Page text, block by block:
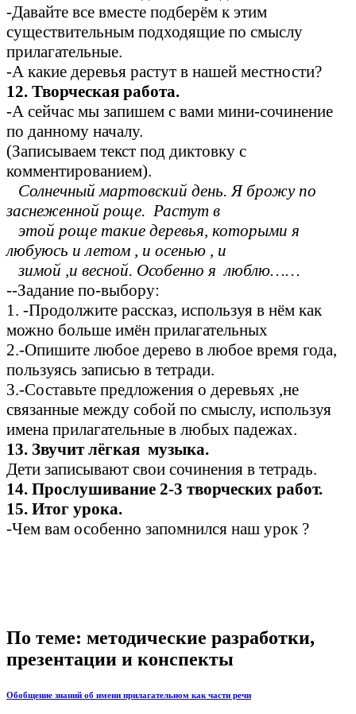
-Давайте все вместе подберём к этим
существительным подходящие по смыслу
прилагательные.
-А какие деревья растут в нашей местности?
12. Творческая работа.
-А сейчас мы запишем с вами мини-сочинение
по данному началу.
(Записываем текст под диктовку с
комментированием).
Солнечный мартовский день. Я брожу по
заснеженной роще. Растут в
этой роще такие деревья, которыми я
любуюсь и летом , и осенью , и
зимой ,и весной. Особенно я люблю……
--Задание по-выбору:
1. -Продолжите рассказ, используя в нём как
можно больше имён прилагательных
2.-Опишите любое дерево в любое время года,
пользуясь записью в тетради.
3.-Составьте предложения о деревьях ,не
связанные между собой по смыслу, используя
имена прилагательные в любых падежах.
13. Звучит лёгкая музыка.
Дети записывают свои сочинения в тетрадь.
14. Прослушивание 2-3 творческих работ.
15. Итог урока.
-Чем вам особенно запомнился наш урок ?
По теме: методические разработки,
презентации и конспекты
Обобщение знаний об имени прилагательном как части речи